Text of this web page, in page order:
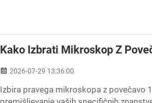
Kako Izbrati Mikroskop Z
2026-07-29 13:36:00
Izbira pravega mikroskopa z povečavo